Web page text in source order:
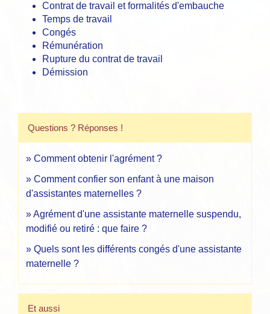
Contrat de travail et formalités d'embauche
Temps de travail
Congés
Rémunération
Rupture du contrat de travail
Démission
Questions ? Réponses !
Comment obtenir l'agrément ?
Comment confier son enfant à une maison
d'assistantes maternelles ?
Agrément d'une assistante maternelle suspendu,
modifié ou retiré : que faire ?
Quels sont les différents congés d'une assistante
maternelle ?
Et aussi